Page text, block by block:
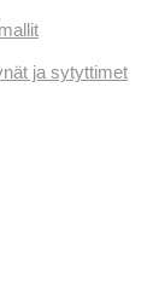
ja sytyttimet